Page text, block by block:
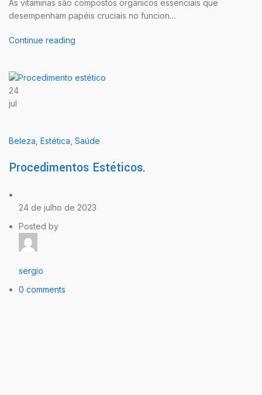
As vitaminas são compostos orgânicos essenciais que
desempenham papéis cruciais no funcion…
Continue reading
24
jul
Beleza Estética Saúde
Procedimentos Estéticos.
24 de julho de 2023
Posted by
sergio
0 comments